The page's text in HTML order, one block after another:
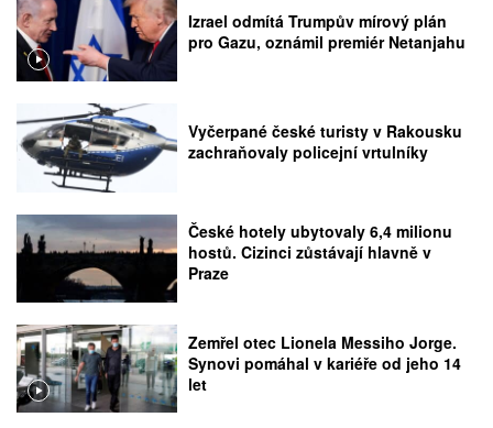
Izrael odmítá Trumpův mírový plán
pro Gazu, oznámil premiér Netanjahu
Vyčerpané české turisty v Rakousku
zachraňovaly policejní vrtulníky
České hotely ubytovaly 6,4 milionu
hostů. Cizinci zůstávají hlavně v
Praze
Zemřel otec Lionela Messiho Jorge.
Synovi pomáhal v kariéře od jeho 14
let